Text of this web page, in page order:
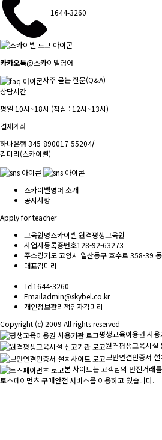
1644-3260
카카오톡@스카이벨영어
자주 묻는 질문(Q&A)
상담시간
평일 10시~18시 (점심 : 12시~13시)
결제계좌
하나은행 345-890017-55204/
김미리(스카이벨)
스카이벨영어 소개
공지사항
Apply for teacher
교육원명스카이벨 원격평생교육원
사업자등록증번호128-92-63273
주소경기도 고양시 일산동구 호수로 358-39
대표김미리
Tel1644-3260
Emailadmin@skybel.co.kr
개인정보관리책임자김미리
Copyright (c) 2009 All rights reserved
평생교육이용권 사용
원격평생교육시설
보안연결인증서
본 사이트는 고객님의 안전거래
토스페이먼츠 구매안전 서비스를 이용하고 있습니다.